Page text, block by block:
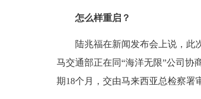
怎么样重启？
陆兆福在新闻发布会上说，此次
马交通部正在同“海洋无限”公司协
期18个月，交由马来西亚总检察署